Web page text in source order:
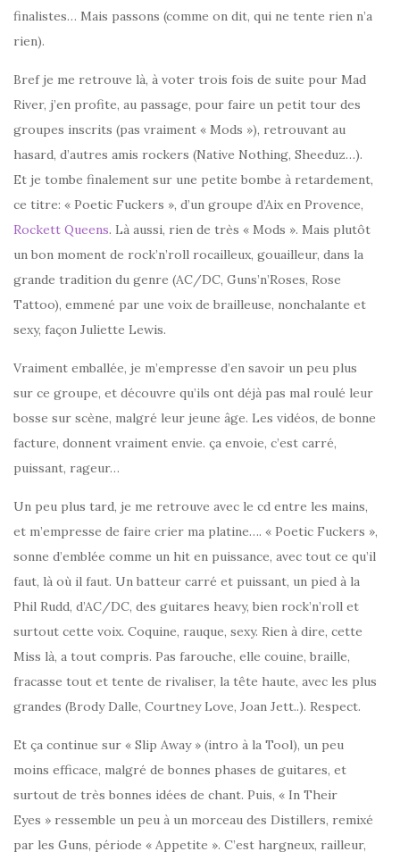
finalistes… Mais passons (comme on dit, qui ne tente rien n’a
rien).
Bref je me retrouve là, à voter trois fois de suite pour Mad
River, j’en profite, au passage, pour faire un petit tour des
groupes inscrits (pas vraiment « Mods »), retrouvant au
hasard, d’autres amis rockers (Native Nothing, Sheeduz…).
Et je tombe finalement sur une petite bombe à retardement,
ce titre: « Poetic Fuckers », d’un groupe d’Aix en Provence,
Rockett Queens. Là aussi, rien de très « Mods ». Mais plutôt
un bon moment de rock’n’roll rocailleux, gouailleur, dans la
grande tradition du genre (AC/DC, Guns’n’Roses, Rose
Tattoo), emmené par une voix de brailleuse, nonchalante et
sexy, façon Juliette Lewis.
Vraiment emballée, je m’empresse d’en savoir un peu plus
sur ce groupe, et découvre qu’ils ont déjà pas mal roulé leur
bosse sur scène, malgré leur jeune âge. Les vidéos, de bonne
facture, donnent vraiment envie. ça envoie, c’est carré,
puissant, rageur…
Un peu plus tard, je me retrouve avec le cd entre les mains,
et m’empresse de faire crier ma platine…. « Poetic Fuckers »,
sonne d’emblée comme un hit en puissance, avec tout ce qu’il
faut, là où il faut. Un batteur carré et puissant, un pied à la
Phil Rudd, d’AC/DC, des guitares heavy, bien rock’n’roll et
surtout cette voix. Coquine, rauque, sexy. Rien à dire, cette
Miss là, a tout compris. Pas farouche, elle couine, braille,
fracasse tout et tente de rivaliser, la tête haute, avec les plus
grandes (Brody Dalle, Courtney Love, Joan Jett..). Respect.
Et ça continue sur « Slip Away » (intro à la Tool), un peu
moins efficace, malgré de bonnes phases de guitares, et
surtout de très bonnes idées de chant. Puis, « In Their
Eyes » ressemble un peu à un morceau des Distillers, remixé
par les Guns, période « Appetite ». C’est hargneux, railleur,